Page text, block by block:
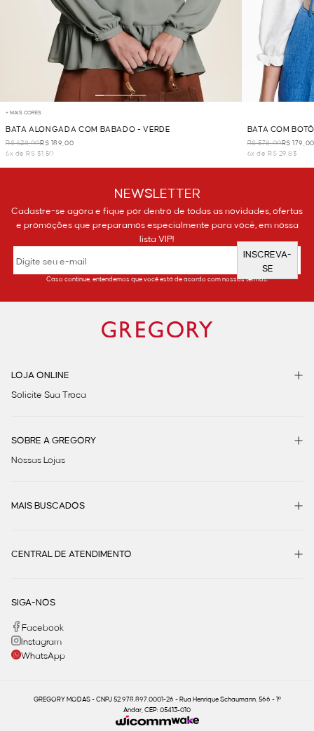
+ MAIS CORES
BATA ALONGADA COM BABADO - VERDE
R$ 628,00R$ 189,00
6x de R$ 31,50
BATA COM
R$ 578,00R$ 179,00
6x de R$ 29,83
NEWSLETTER
Cadastre-se agora e fique por dentro de todas as novidades, ofertas
e promoções que preparamos especialmente para você, em nossa
lista VIP!
INSCREVA-
SE
Caso continue, entendemos que você está de acordo com nossos termos.
LOJA ONLINE
Solicite Sua Troca
SOBRE A GREGORY
Nossas Lojas
MAIS BUSCADOS
CENTRAL DE ATENDIMENTO
SIGA-NOS
Facebook
Instagram
WhatsApp
GREGORY MODAS - CNPJ 52.978.897.0001-26 - Rua Henrique Schaumann, 566 - 1º
Andar, CEP: 05413-010